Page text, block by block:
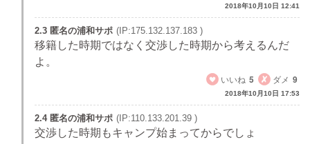
2018年10月10日 12:41
2.3 匿名の浦和サポ (IP:175.132.137.183 )
移籍した時期ではなく交渉した時期から考えるんだ
よ。
いいね 5 ダメ 9
2018年10月10日 17:53
2.4 匿名の浦和サポ (IP:110.133.201.39 )
交渉した時期もキャンプ始まってからでしょ